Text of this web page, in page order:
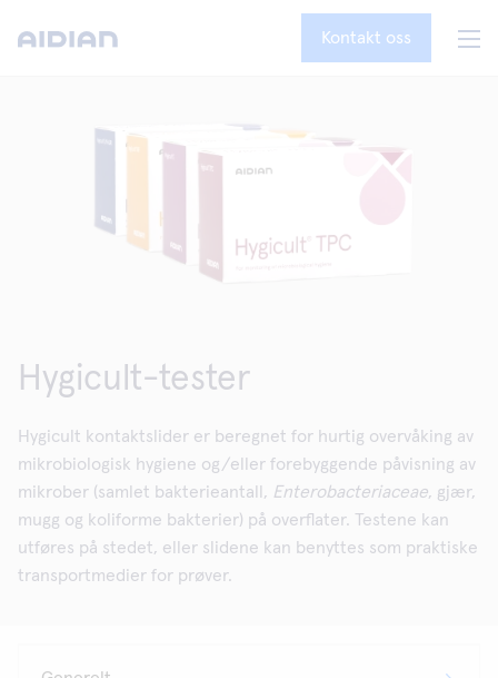
Kontakt oss
Hygicult-tester
Hygicult kontaktslider er beregnet for hurtig overvåking av
mikrobiologisk hygiene og/eller forebyggende påvisning av
mikrober (samlet bakterieantall, Enterobacteriaceae, gjær,
mugg og koliforme bakterier) på overflater. Testene kan
utføres på stedet, eller slidene kan benyttes som praktiske
transportmedier for prøver.